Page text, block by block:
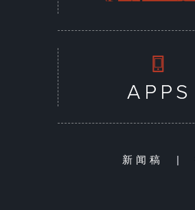
新闻稿 |